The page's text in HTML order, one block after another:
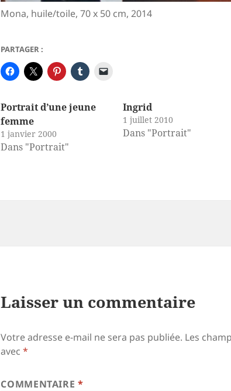
Mona, huile/toile, 70 x 50 cm, 2014
PARTAGER :
Portrait d’une jeune
femme
1 janvier 2000
Dans "Portrait"
Ingrid
1 juillet 2010
Dans "Portrait"
Laisser un commentaire
Votre adresse e-mail ne sera pas publiée. Les
avec*
COMMENTAIRE*